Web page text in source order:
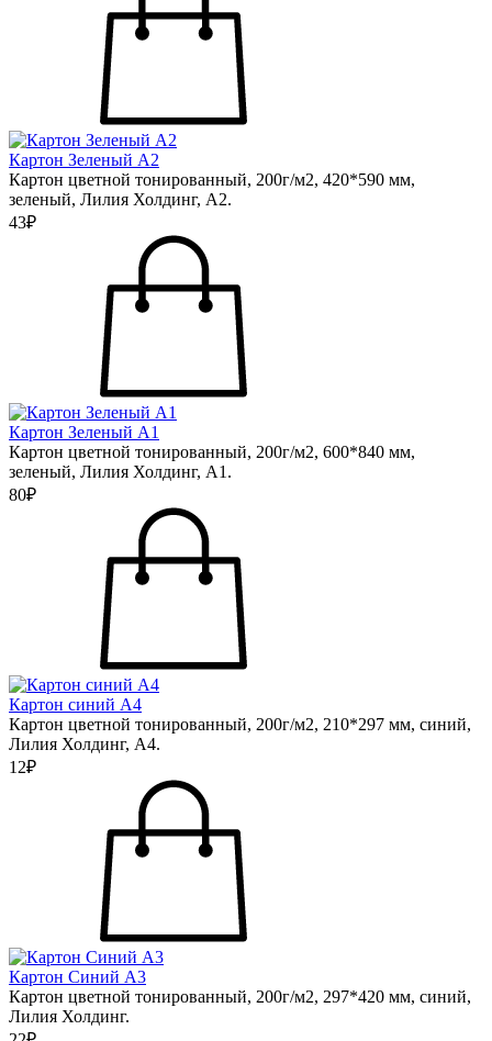
Картон Зеленый А2
Картон цветной тонированный, 200г/м2, 420*590 мм,
зеленый, Лилия Холдинг, А2.
43₽
Картон Зеленый А1
Картон цветной тонированный, 200г/м2, 600*840 мм,
зеленый, Лилия Холдинг, А1.
80₽
Картон синий А4
Картон цветной тонированный, 200г/м2, 210*297 мм, синий,
Лилия Холдинг, А4.
12₽
Картон Синий А3
Картон цветной тонированный, 200г/м2, 297*420 мм, синий,
Лилия Холдинг.